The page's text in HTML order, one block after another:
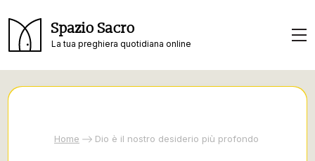
Spazio Sacro
La tua preghiera quotidiana online
Home Dio è il nostro desiderio più profondo